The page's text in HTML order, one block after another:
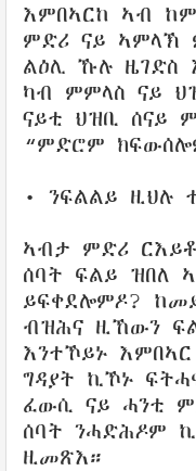
እምበኣርከ ኣብ
ምድሪ ናይ ኣምላኽ
ልዕሊ ኹሉ ዜገድስ
ካብ ምምላስ ናይ
ናይቲ ህዝቢ ሰናይ
“ምድሮም
• ንፍልልይ ዚህሉ
ኣብታ ምድሪ
ሰባት ፍልይ ዝበለ
ይፍቀደሎምዶ?
ብዝሕና ዚኸውን
እንተኾይኑ
ግዳያት ኪኾኑ
ፈውሲ ናይ ሓንቲ
ሰባት ንሓድሕዶም
ዚመጽእ።